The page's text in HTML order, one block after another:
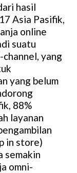
hasil
Asia Pasifik,
online
suatu
yang
yang belum
88%
layanan
in store)
semakin
omni-